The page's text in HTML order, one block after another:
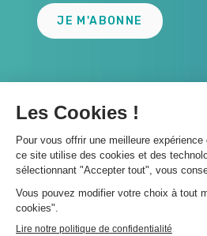
JE M'ABONNE
A propos 👇